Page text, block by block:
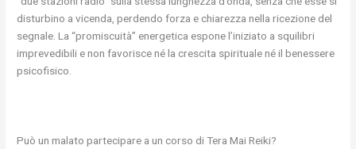
disturbino a vicenda, perdendo forza e chiarezza nella ricezione del
segnale. La “promiscuità” energetica espone l’iniziato a squilibri
imprevedibili e non favorisce né la crescita spirituale né il benessere
psicofisico.
Può un malato partecipare a un corso di Tera Mai Reiki?